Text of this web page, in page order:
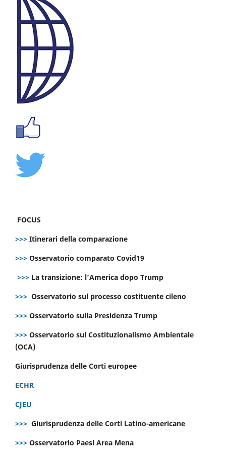
FOCUS
>>> Itinerari della comparazione
>>> Osservatorio comparato Covid19
>>> La transizione: l’America dopo Trump
>>> Osservatorio sul processo costituente cileno
>>> Osservatorio sulla Presidenza Trump
>>> Osservatorio sul Costituzionalismo Ambientale
(OCA)
Giurisprudenza delle Corti europee
ECHR
CJEU
>>> Giurisprudenza delle Corti Latino-americane
>>> Osservatorio Paesi Area Mena